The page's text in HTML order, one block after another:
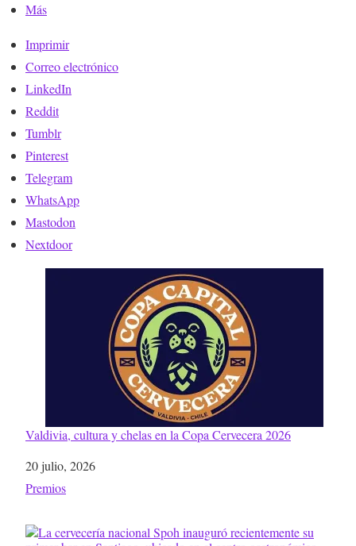
Más
Imprimir
Correo electrónico
LinkedIn
Reddit
Tumblr
Pinterest
Telegram
WhatsApp
Mastodon
Nextdoor
Valdivia, cultura y chelas en la Copa Cervecera 2026
Fecha
20 julio, 2026
Respecto a
Premios